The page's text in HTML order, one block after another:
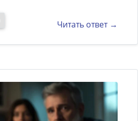
Читать ответ →